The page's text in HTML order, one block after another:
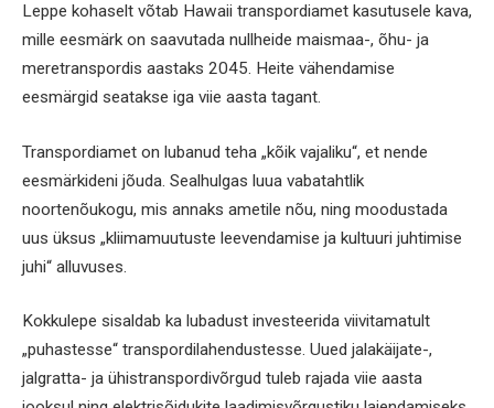
Leppe kohaselt võtab Hawaii transpordiamet kasutusele kava,
mille eesmärk on saavutada nullheide maismaa-, õhu- ja
meretranspordis aastaks 2045. Heite vähendamise
eesmärgid seatakse iga viie aasta tagant.
Transpordiamet on lubanud teha „kõik vajaliku“, et nende
eesmärkideni jõuda. Sealhulgas luua vabatahtlik
noortenõukogu, mis annaks ametile nõu, ning moodustada
uus üksus „kliimamuutuste leevendamise ja kultuuri juhtimise
juhi“ alluvuses.
Kokkulepe sisaldab ka lubadust investeerida viivitamatult
„puhastesse“ transpordilahendustesse. Uued jalakäijate-,
jalgratta- ja ühistranspordivõrgud tuleb rajada viie aasta